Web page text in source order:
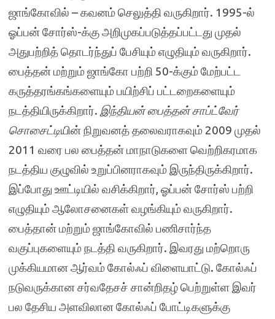
ஜாங்கோவில் – கவனம் செலுத்தி வருகிறார். 1995-ல்
ஓப்பன் சோர்ஸ்-க்கு அறிமுகப்படுத்தப்பட்டது முதல்
அதுபற்றித் தொடர்ந்துப் பேசியும் எழுதியும் வருகிறார்.
பைத்தன் மற்றும் ஜாங்கோ பற்றி 50-க்கும் மேற்பட்ட
கருத்தரங்கங்களையும் பயிற்சிப் பட்டறைகளையும்
நடத்தியிருக்கிறார். இந்தியன் பைத்தன் சாப்ட்வேர்
சொசைட்டியின் நிறுவனத் தலைவராகவும் 2009 முதல்
2011 வரை பல பைத்தன் மாநாடுகளை வெற்றிகரமாக
நடத்திய குழுவில் உறுப்பினராகவும் இருந்திருக்கிறார்.
இப்போது ஊட்டியில் வசிக்கிறார், ஓப்பன் சோர்ஸ் பற்றி
எழுதியும் ஆலோசனைகள் வழங்கியும் வருகிறார்.
பைத்தான் மற்றும் ஜாங்கோவில் பணிசார்ந்த
வகுப்புகளையும் நடத்தி வருகிறார். இவரது மற்றொரு
முக்கியமான ஆர்வம் கோல்ஃப் விளையாட்டு. கோல்ஃப்
நடுவருக்கான சர்வதேசச் சான்றிதழ் பெற்றுள்ள இவர்
பல தேசிய அளவிலான கோல்ஃப் போட்டிகளுக்கு